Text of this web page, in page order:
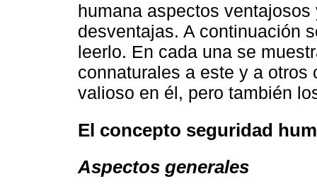
humana aspectos
desventajas. A continuación
leerlo. En cada una se
connaturales a este y a
valioso en él, pero también
El concepto seguridad
Aspectos generales